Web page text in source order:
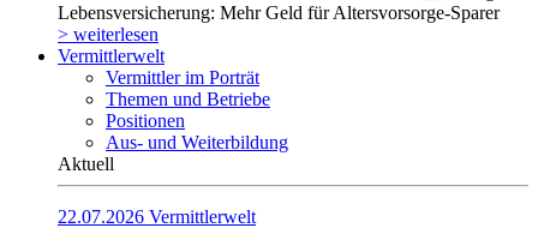
Lebensversicherung: Mehr Geld für Altersvorsorge-Sparer
> weiterlesen
Vermittlerwelt
Vermittler im Porträt
Themen und Betriebe
Positionen
Aus- und Weiterbildung
Aktuell
22.07.2026 Vermittlerwelt